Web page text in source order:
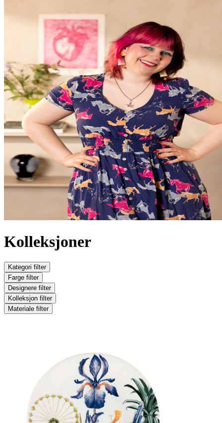
Kolleksjoner
Kategori filter
Farge filter
Designere filter
Kolleksjon filter
Materiale filter